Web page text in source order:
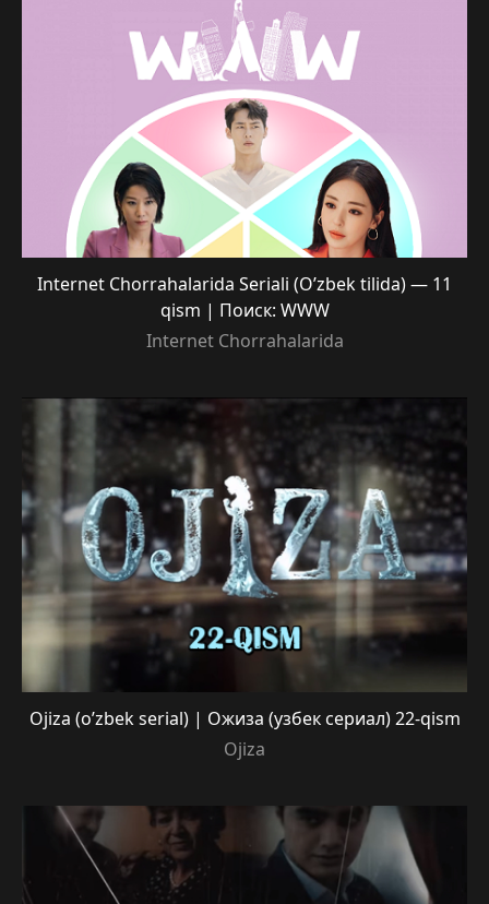
Internet Chorrahalarida Seriali (O’zbek tilida) — 11
qism | Поиск: WWW
Internet Chorrahalarida
Ojiza (o’zbek serial) | Ожиза (узбек сериал) 22-qism
Ojiza